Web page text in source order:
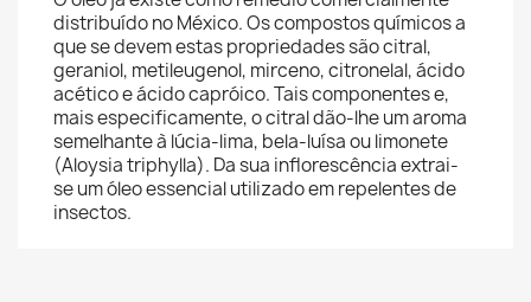
distribuído no México. Os compostos químicos a
que se devem estas propriedades são citral,
geraniol, metileugenol, mirceno, citronelal, ácido
acético e ácido capróico. Tais componentes e,
mais especificamente, o citral dão-lhe um aroma
semelhante à lúcia-lima, bela-luísa ou limonete
(Aloysia triphylla). Da sua inflorescência extrai-
se um óleo essencial utilizado em repelentes de
insectos.